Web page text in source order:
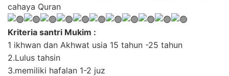
cahaya Quran
Kriteria santri Mukim :
1 ikhwan dan Akhwat usia 15 tahun -25 tahun
2.Lulus tahsin
3.memiliki hafalan 1-2 juz